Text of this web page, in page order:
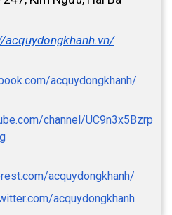
acquydongkhanh.vn/
acquydongkhanh/
channel/UC9n3x5Bzrp
acquydongkhanh/
acquydongkhanh